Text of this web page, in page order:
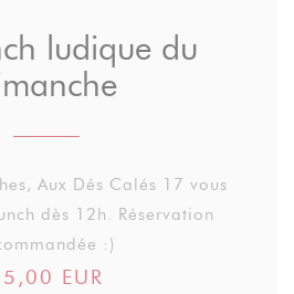
ludique du
Aux Dés Calés 17 vous
dès 12h. Réservation
:)
EUR